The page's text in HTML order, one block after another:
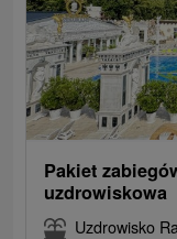
Pakiet
uzdrowiskowa
Uzdrowisko